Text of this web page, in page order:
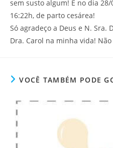
sem susto algum! E no dia
16:22h, de parto cesárea!
Só agradeço a Deus e N. Sra.
Dra. Carol na minha vida!
VOCÊ TAMBÉM PODE